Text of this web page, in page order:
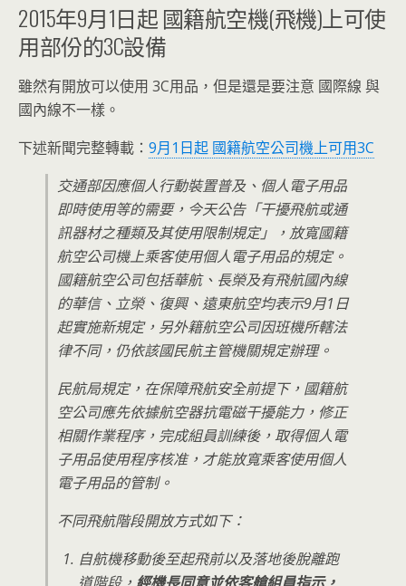
2015年9月1日起 國籍航空機(飛機)上可使
用部份的3C設備
雖然有開放可以使用 3C用品，但是還是要注意 國際線 與
國內線不一樣。
下述新聞完整轉載： 9月1日起 國籍航空公司機上可用3C
交通部因應個人行動裝置普及、個人電子用品
即時使用等的需要，今天公告「干擾飛航或通
訊器材之種類及其使用限制規定」，放寬國籍
航空公司機上乘客使用個人電子用品的規定。
國籍航空公司包括華航、長榮及有飛航國內線
的華信、立榮、復興、遠東航空均表示9月1日
起實施新規定，另外籍航空公司因班機所轄法
律不同，仍依該國民航主管機關規定辦理。
民航局規定，在保障飛航安全前提下，國籍航
空公司應先依據航空器抗電磁干擾能力，修正
相關作業程序，完成組員訓練後，取得個人電
子用品使用程序核准，才能放寬乘客使用個人
電子用品的管制。
不同飛航階段開放方式如下：
自航機移動後至起飛前以及落地後脫離跑